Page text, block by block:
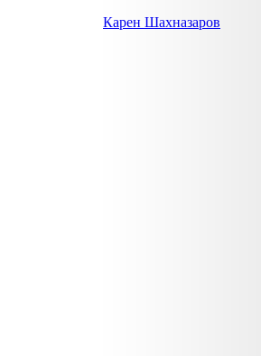
Карен Шахназаров